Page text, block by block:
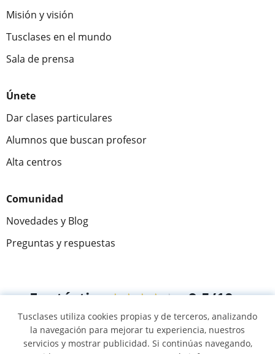
Misión y visión
Tusclases en el mundo
Sala de prensa
Únete
Dar clases particulares
Alumnos que buscan profesor
Alta centros
Comunidad
Novedades y Blog
Preguntas y respuestas
Fantástica★★★★★ 9,5/10
305915 opiniones de alumnos
Tusclases utiliza cookies propias y de terceros, analizando
la navegación para mejorar tu experiencia, nuestros
servicios y mostrar publicidad. Si continúas navegando,